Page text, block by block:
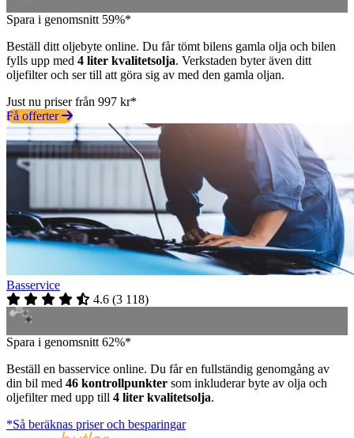
Spara i genomsnitt 59%*
Beställ ditt oljebyte online. Du får tömt bilens gamla olja och bilen
fylls upp med 4 liter kvalitetsolja. Verkstaden byter även ditt
oljefilter och ser till att göra sig av med den gamla oljan.
Just nu priser från 997 kr*
Få offerter
Basservice
4.6 (3 118)
Spara i genomsnitt 62%*
Beställ en basservice online. Du får en fullständig genomgång av
din bil med 46 kontrollpunkter som inkluderar byte av olja och
oljefilter med upp till 4 liter kvalitetsolja.
*Så beräknas priser och besparingar